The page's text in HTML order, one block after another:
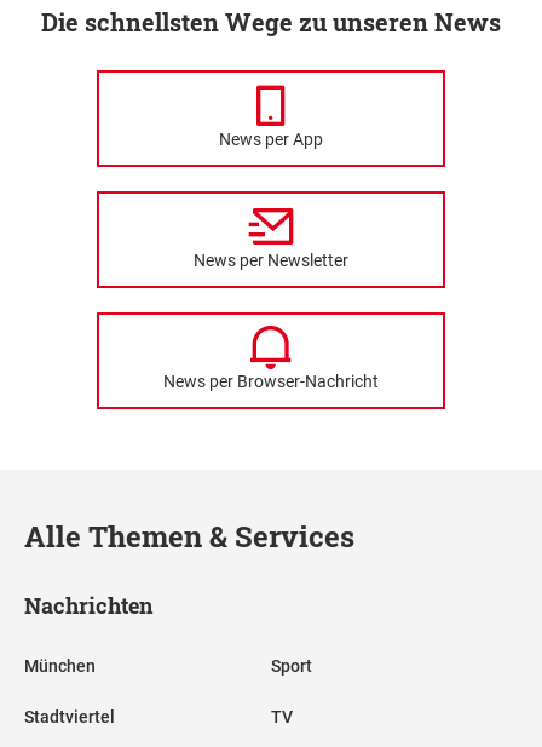
Die schnellsten Wege zu unseren News
News per App
News per Newsletter
News per Browser-Nachricht
Alle Themen & Services
Nachrichten
München
Stadtviertel
Sport
TV